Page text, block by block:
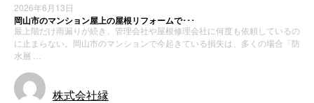
2026年6月13日
岡山市のマンション屋上の屋根リフォームで･･･
最上階だけ雨漏りが続き、管理会社や屋根修理会社に何度も依頼しているの
に止まらない。岡山市のマンションで今起きている損失は、多くの場合「防
水層 …
株式会社縁